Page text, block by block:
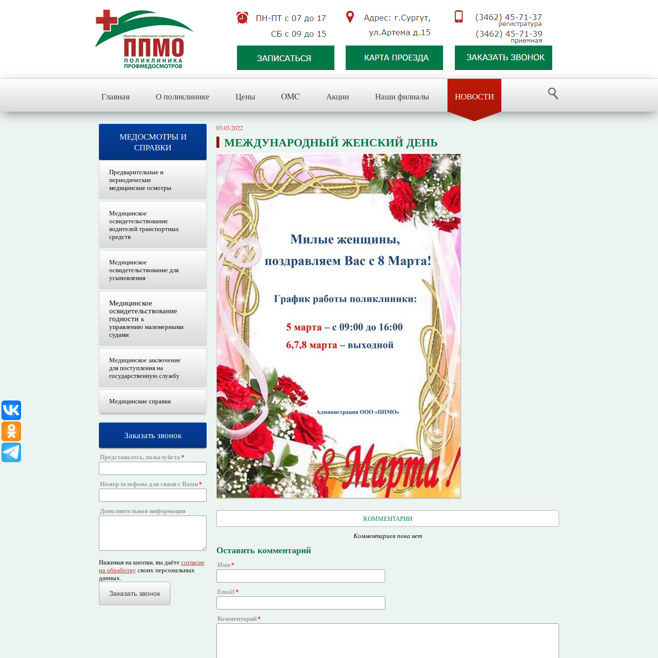
Главная О поликлинике Цены OMC Акции Наши филиалы НОВОСТИ
МЕДОСМОТРЫ И
СПРАВКИ
Предварительные и
периодические
медицинские осмотры
Медицинское
освидетельствование
водителей транспортных
средств
Медицинское
освидетельствование для
усыновления
Медицинское
освидетельствование
годности к
управлению маломерными
судами
Медицинское заключение
для поступления на
государственную службу
Медицинские справки
Заказать звонок
Представьтесь, пожалуйста
Номер телефона для связи с Вами
Дополнительная информация
Нажимая на кнопки, вы даётесогласие
на обработкусвоих персональных
данных.
Заказать звонок
03.03.2022
МЕЖДУНАРОДНЫЙ ЖЕНСКИЙ ДЕНЬ
КОММЕНТАРИИ
Комментариев пока нет
Оставить комментарий
Имя
Email
Комментарий